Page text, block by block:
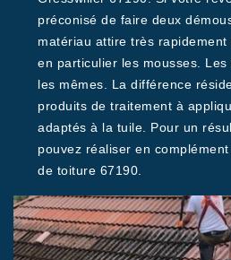
préconisé de faire deux
matériau attire très rapidement
en particulier les mousses.
les mêmes. La différence
produits de traitement à
adaptés à la tuile. Pour un
pouvez réaliser en
de toiture 67190.